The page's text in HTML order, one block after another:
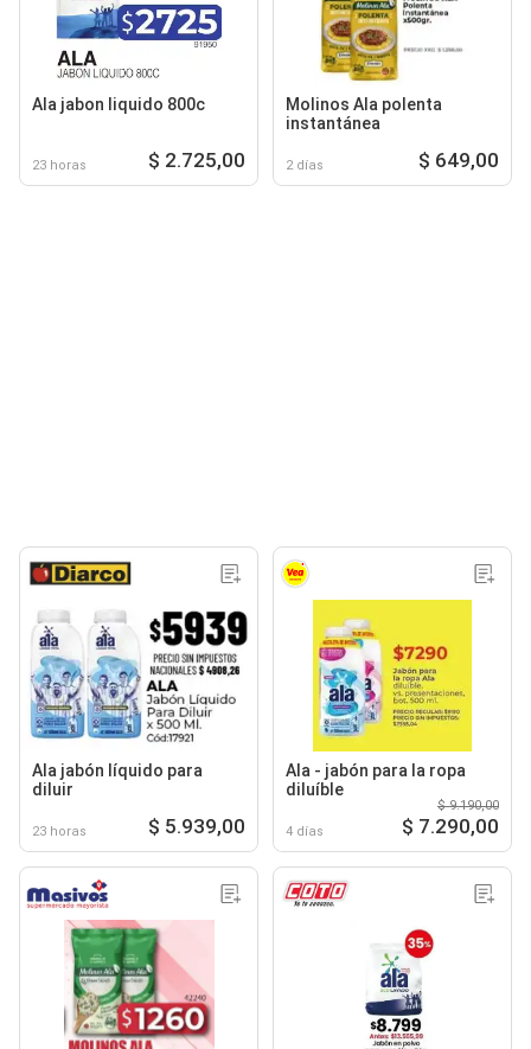
Ala jabon liquido 800c
23 horas $ 2.725,00
Molinos Ala polenta
instantánea
2 días $ 649,00
Ala jabón líquido para
diluir
23 horas $ 5.939,00
Ala - jabón para la ropa
diluíble
4 días
$ 9.190,00
$ 7.290,00